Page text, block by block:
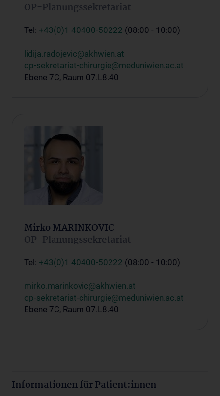
OP-Planungssekretariat
Tel: +43(0)1 40400-50222 (08:00 - 10:00)
lidija.radojevic@akhwien.at
op-sekretariat-chirurgie@meduniwien.ac.at
Ebene 7C, Raum 07.L8.40
Mirko MARINKOVIC
OP-Planungssekretariat
Tel: +43(0)1 40400-50222 (08:00 - 10:00)
mirko.marinkovic@akhwien.at
op-sekretariat-chirurgie@meduniwien.ac.at
Ebene 7C, Raum 07.L8.40
Informationen für Patient:innen